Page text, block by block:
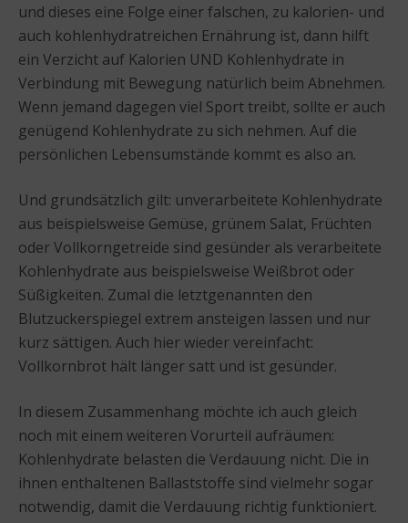
und dieses eine Folge einer falschen, zu kalorien- und
auch kohlenhydratreichen Ernährung ist, dann hilft
ein Verzicht auf Kalorien UND Kohlenhydrate in
Verbindung mit Bewegung natürlich beim Abnehmen.
Wenn jemand dagegen viel Sport treibt, sollte er auch
genügend Kohlenhydrate zu sich nehmen. Auf die
persönlichen Lebensumstände kommt es also an.
Und grundsätzlich gilt: unverarbeitete Kohlenhydrate
aus beispielsweise Gemüse, grünem Salat, Früchten
oder Vollkorngetreide sind gesünder als verarbeitete
Kohlenhydrate aus beispielsweise Weißbrot oder
Süßigkeiten. Zumal die letztgenannten den
Blutzuckerspiegel extrem ansteigen lassen und nur
kurz sättigen. Auch hier wieder vereinfacht:
Vollkornbrot hält länger satt und ist gesünder.
In diesem Zusammenhang möchte ich auch gleich
noch mit einem weiteren Vorurteil aufräumen:
Kohlenhydrate belasten die Verdauung nicht. Die in
ihnen enthaltenen Ballaststoffe sind vielmehr sogar
notwendig, damit die Verdauung richtig funktioniert.